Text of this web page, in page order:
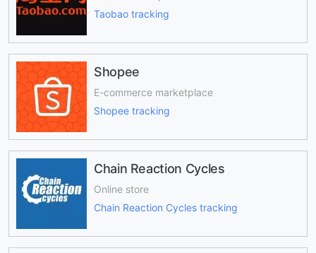
Taobao tracking
Shopee
E-commerce marketplace
Shopee tracking
Chain Reaction Cycles
Online store
Chain Reaction Cycles tracking